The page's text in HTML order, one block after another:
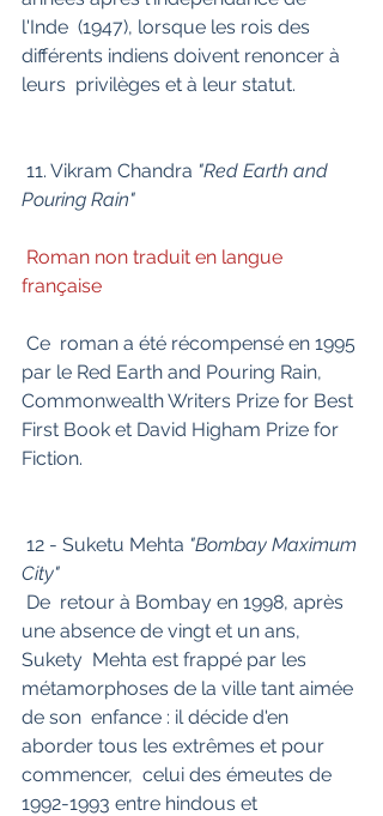
l'Inde  (1947), lorsque les rois des
différents indiens doivent renoncer à
leurs  privilèges et à leur statut.
11. Vikram Chandra "Red Earth and
Pouring Rain"
Roman non traduit en langue
française
par le Red Earth and Pouring Rain,
Commonwealth Writers Prize for Best
First Book et David Higham Prize for
Fiction.
12 - Suketu Mehta "Bombay Maximum
City"
une absence de vingt et un ans,
Sukety  Mehta est frappé par les
métamorphoses de la ville tant aimée
de son  enfance : il décide d'en
aborder tous les extrêmes et pour
commencer,  celui des émeutes de
1992-1993 entre hindous et